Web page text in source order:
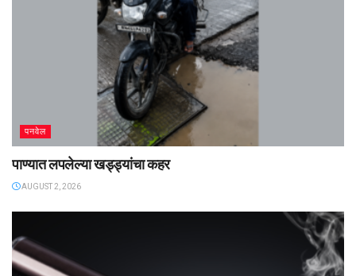
पनवेल
पाण्यात लपलेल्या खड्ड्यांचा कहर
AUGUST 2, 2026